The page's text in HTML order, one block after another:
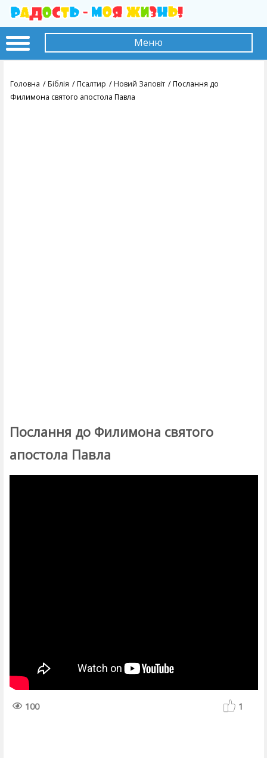
Меню
Головна Біблія Псалтир Новий Заповіт
Послання до
Филимона святого апостола Павла
Послання до Филимона святого
апостола Павла
100 1